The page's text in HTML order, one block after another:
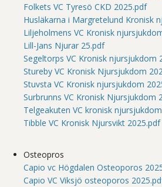
Folkets VC Tyresö CKD 2025.pdf
Husläkarna i Margretelund Kronisk
Liljeholmens VC Kronisk
Lill-Jans Njurar 25.pdf
Segeltorps VC Kronisk njursjukdom
Stureby VC Kronisk Njursjukdom
Stuvsta VC Kronisk njursjukdom
Surbrunns VC Kronisk Njursjukdom
Telgeakuten VC kronisk
Tibble VC Kronisk Njursvikt 2025.pdf
Osteopros
Capio vc Högdalen Osteoporos
Capio VC Viksjö osteoporos